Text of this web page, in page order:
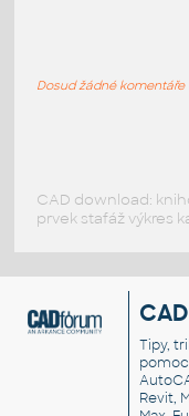
Dosud žádné komentáře
CAD download:
prvek stafáž výkres
CAD
Tipy,
Revit,